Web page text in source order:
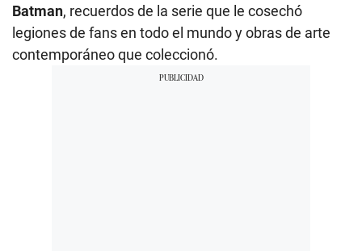
Batman, recuerdos de la serie que le cosechó
legiones de fans en todo el mundo y obras de arte
contemporáneo que coleccionó.